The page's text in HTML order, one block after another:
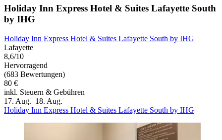
Holiday Inn Express Hotel & Suites Lafayette South
by IHG
Holiday Inn Express Hotel & Suites Lafayette South by IHG
Lafayette
8,6/10
Hervorragend
(683 Bewertungen)
80 €
inkl. Steuern & Gebühren
17. Aug.–18. Aug.
Holiday Inn Express Hotel & Suites Lafayette South by IHG